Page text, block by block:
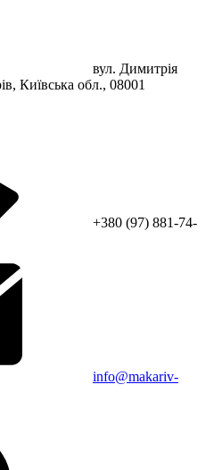
вул. Димитрія
Київська обл., 08001
+380 (97) 881-74-
info@makariv-